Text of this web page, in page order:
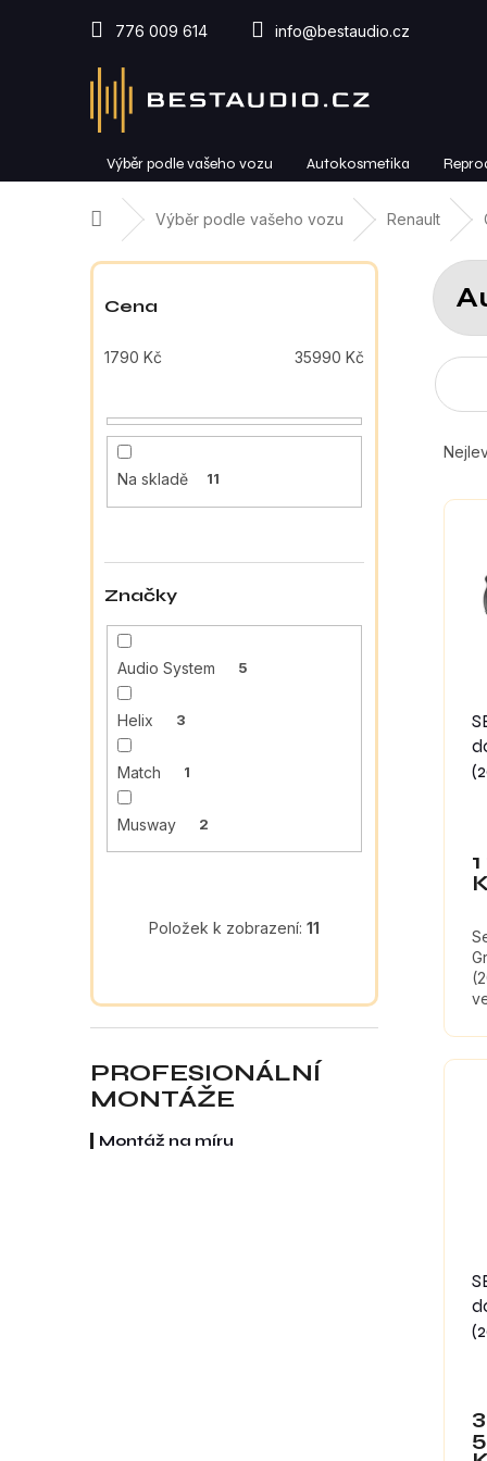
776 009 614 info@bestaudio.cz
Výběr podle vašeho vozu Autokosmetika
Domů Výběr podle vašeho vozu Renault
o
Cena
1790 Kč 35990 Kč
Na skladě 11
Značky
Audio System 5
Helix 3
Match 1
Musway 2
Položek k zobrazení: 11
PROFESIONÁLNÍ
MONTÁŽE
Montáž na míru
a
eV
3